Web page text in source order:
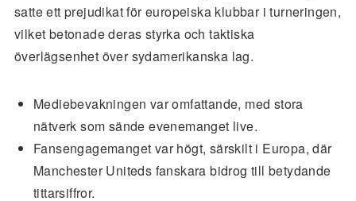
satte ett prejudikat för europeiska klubbar i turneringen,
vilket betonade deras styrka och taktiska
överlägsenhet över sydamerikanska lag.
Mediebevakningen var omfattande, med stora
nätverk som sände evenemanget live.
Fansengagemanget var högt, särskilt i Europa, där
Manchester Uniteds fanskara bidrog till betydande
tittarsiffror.